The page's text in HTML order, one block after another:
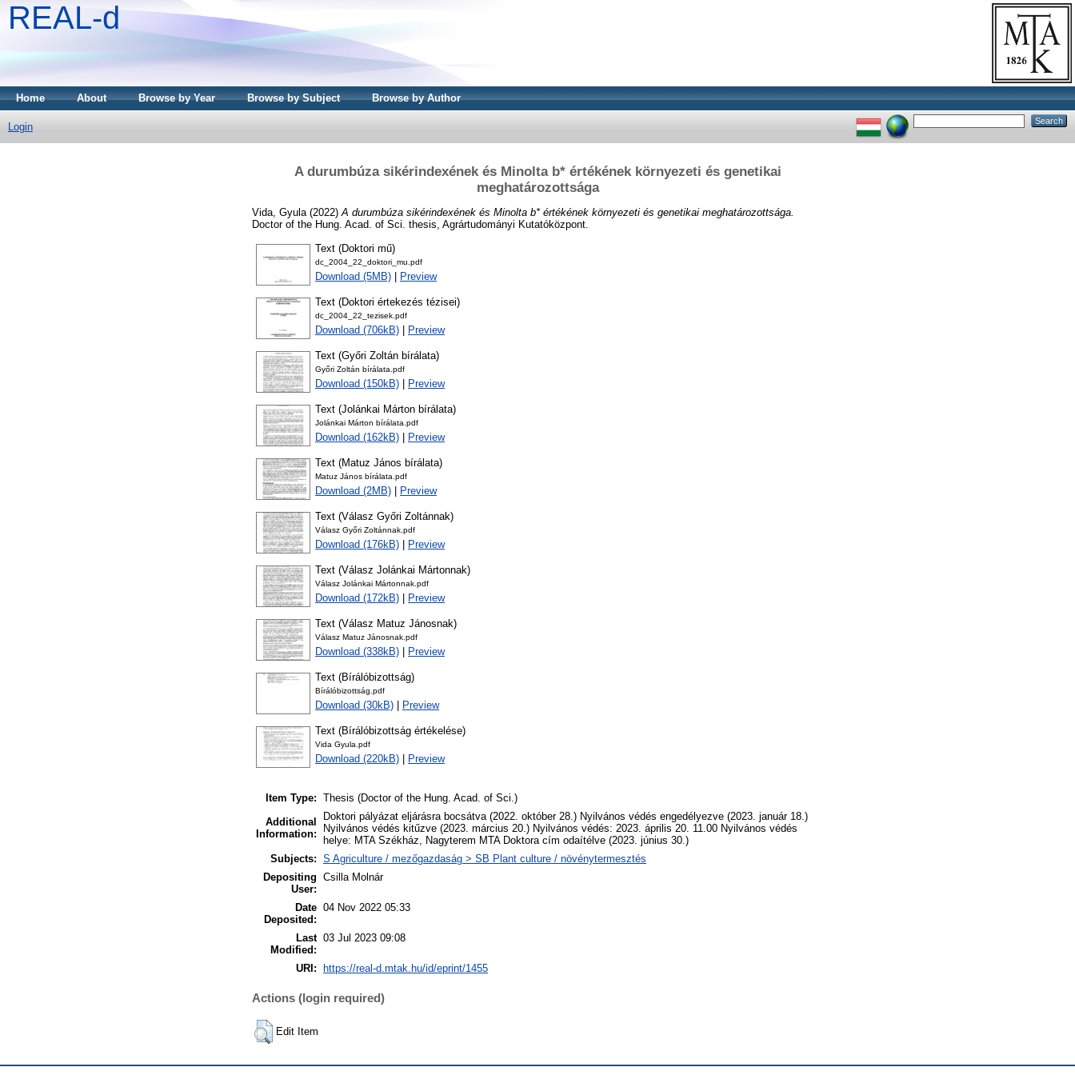
REAL-d
Home About Browse by Year Browse by Subject Browse by Author
Login
A durumbúza sikérindexének és Minolta b* értékének környezeti és genetikai
meghatározottsága
Vida, Gyula (2022) A durumbúza sikérindexének és Minolta b* értékének környezeti és genetikai meghatározottsága.
Doctor of the Hung. Acad. of Sci. thesis, Agrártudományi Kutatóközpont.
Text (Doktori mű)
dc_2004_22_doktori_mu.pdf
Download (5MB) Preview
Text (Doktori értekezés tézisei)
dc_2004_22_tezisek.pdf
Download (706kB) Preview
Text (Győri Zoltán bírálata)
Győri Zoltán bírálata.pdf
Download (150kB) Preview
Text (Jolánkai Márton bírálata)
Jolánkai Márton bírálata.pdf
Download (162kB) Preview
Text (Matuz János bírálata)
Matuz János bírálata.pdf
Download (2MB) Preview
Text (Válasz Győri Zoltánnak)
Válasz Győri Zoltánnak.pdf
Download (176kB) Preview
Text (Válasz Jolánkai Mártonnak)
Válasz Jolánkai Mártonnak.pdf
Download (172kB) Preview
Text (Válasz Matuz Jánosnak)
Válasz Matuz Jánosnak.pdf
Download (338kB) Preview
Text (Bírálóbizottság)
Bírálóbizottság.pdf
Download (30kB) Preview
Text (Bírálóbizottság értékelése)
Vida Gyula.pdf
Download (220kB) Preview
Item Type: Thesis (Doctor of the Hung. Acad. of Sci.)
Additional
Information:
Doktori pályázat eljárásra bocsátva (2022. október 28.) Nyilvános védés engedélyezve (2023. január 18.)
Nyilvános védés kitűzve (2023. március 20.) Nyilvános védés: 2023. április 20. 11.00 Nyilvános védés
helye: MTA Székház, Nagyterem MTA Doktora cím odaítélve (2023. június 30.)
Subjects: S Agriculture / mezőgazdaság > SB Plant culture / növénytermesztés
Depositing
User:
Csilla Molnár
Date
Deposited:
04 Nov 2022 05:33
Last
Modified:
03 Jul 2023 09:08
URI: https://real-d.mtak.hu/id/eprint/1455
Actions (login required)
Edit Item